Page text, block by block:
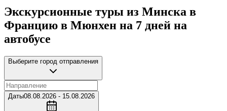
Экскурсионные туры из Минска в
Францию в Мюнхен на 7 дней на
автобусе
Выберите город отправления
Даты08.08.2026 - 15.08.2026